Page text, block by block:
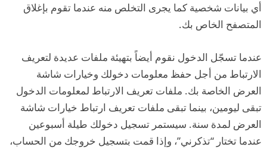
أي بيانات شخصية كما يجرى التخلص منه عندما تقوم بإغلاق
المتصفح الخاص بك.
عندما تسجّل الدخول نقوم أيضاً بتهيئة ملفات عديدة لتعريف
الارتباط من أجل حفظ معلومات دخولك وخيارات شاشة
العرض الخاصة بك. ملفات تعريف الارتباط لمعلومات الدخول
تبقى ليومين، بينما تبقى ملفات تعريف ارتباط خيارات شاشة
العرض لمدة سنة. سيستمر تسجيل دخولك طيلة أسبوعين
عندما تختار “تذكرني”، وإذا قمت بتسجيل خروجك من الحساب،